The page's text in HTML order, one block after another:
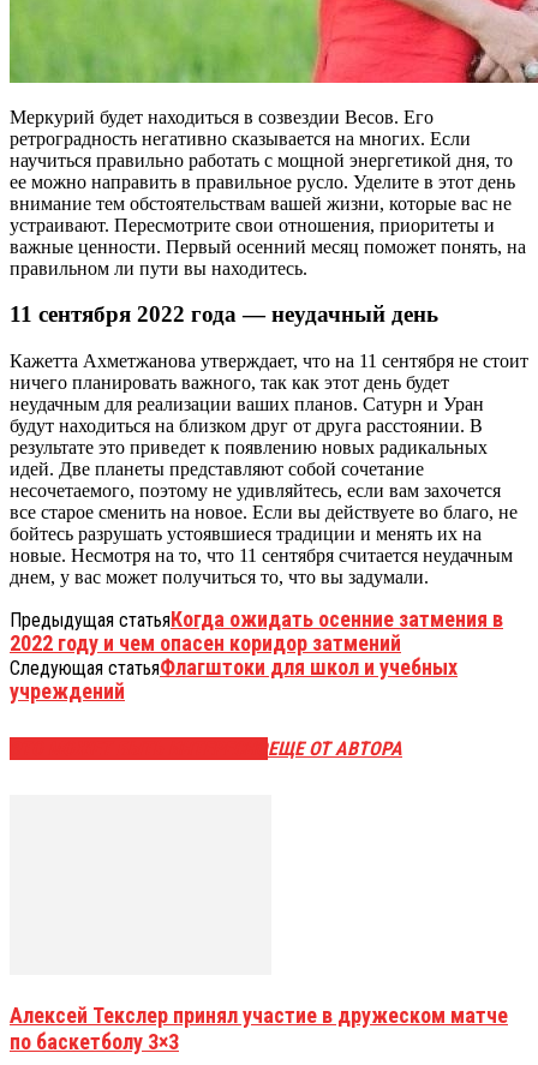
Меркурий будет находиться в созвездии Весов. Его
ретроградность негативно сказывается на многих. Если
научиться правильно работать с мощной энергетикой дня, то
ее можно направить в правильное русло. Уделите в этот день
внимание тем обстоятельствам вашей жизни, которые вас не
устраивают. Пересмотрите свои отношения, приоритеты и
важные ценности. Первый осенний месяц поможет понять, на
правильном ли пути вы находитесь.
11 сентября 2022 года — неудачный день
Кажетта Ахметжанова утверждает, что на 11 сентября не стоит
ничего планировать важного, так как этот день будет
неудачным для реализации ваших планов. Сатурн и Уран
будут находиться на близком друг от друга расстоянии. В
результате это приведет к появлению новых радикальных
идей. Две планеты представляют собой сочетание
несочетаемого, поэтому не удивляйтесь, если вам захочется
все старое сменить на новое. Если вы действуете во благо, не
бойтесь разрушать устоявшиеся традиции и менять их на
новые. Несмотря на то, что 11 сентября считается неудачным
днем, у вас может получиться то, что вы задумали.
Предыдущая статьяКогда ожидать осенние затмения в
2022 году и чем опасен коридор затмений
Следующая статьяФлагштоки для школ и учебных
учреждений
ЕЩЕ ОТ АВТОРА
Алексей Текслер принял участие в дружеском матче
по баскетболу 3×3